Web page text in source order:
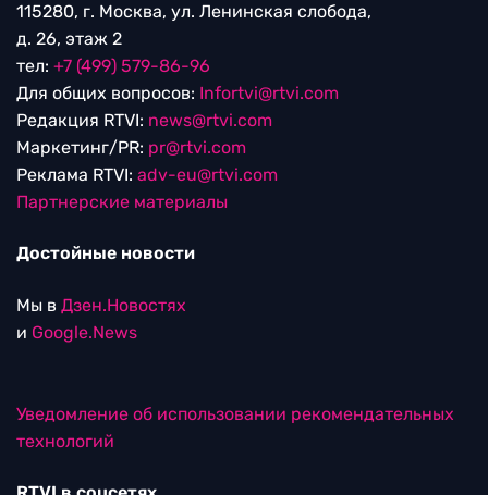
115280, г. Москва, ул. Ленинская слобода,
д. 26, этаж 2
тел: +7 (499) 579-86-96
Для общих вопросов: Infortvi@rtvi.com
Редакция RTVI: news@rtvi.com
Маркетинг/PR: pr@rtvi.com
Реклама RTVI: adv-eu@rtvi.com
Партнерские материалы
Достойные новости
Мы в Дзен.Новостях
и Google.News
Уведомление об использовании рекомендательных
технологий